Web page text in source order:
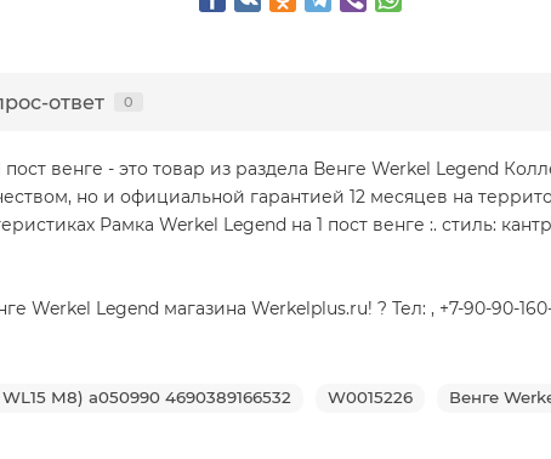
ответ 0
венге - это товар из раздела Венге Werkel Legend
но и официальной гарантией 12 месяцев на
Рамка Werkel Legend на 1 пост венге :. стиль:
Werkel Legend магазина Werkelplus.ru! ? Тел: , +7-90-90-
M8) a050990 4690389166532 W0015226 Венге